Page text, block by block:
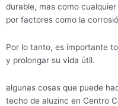
durable, mas como
por factores como la
Por lo tanto, es importante
y prolongar su vida útil.
algunas cosas que puede
techo de aluzinc en Centro